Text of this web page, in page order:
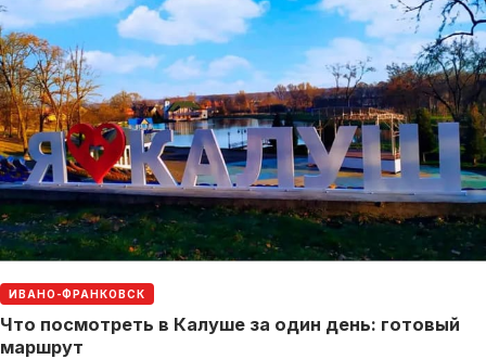
ИВАНО-ФРАНКОВСК
Что посмотреть в Калуше за один день: готовый
маршрут